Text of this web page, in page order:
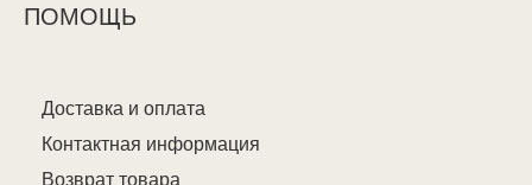
ПОМОЩЬ
Доставка и оплата
Контактная информация
Возврат товара